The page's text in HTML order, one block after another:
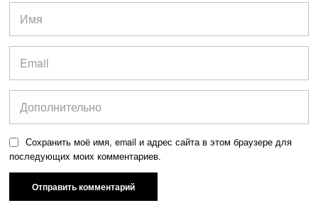
Сохранить моё имя, email и адрес сайта в этом браузере для
последующих моих комментариев.